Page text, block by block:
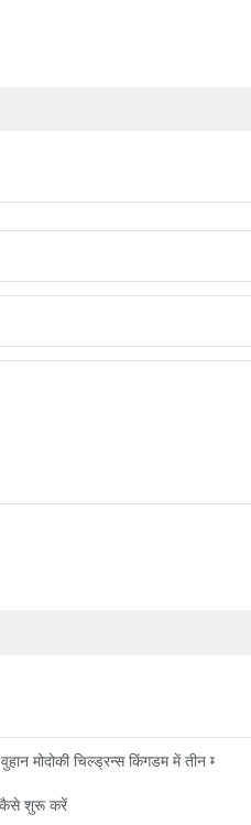
मोदोकी चिल्ड्रन्स किंगडम में तीन
कैसे शुरू करें